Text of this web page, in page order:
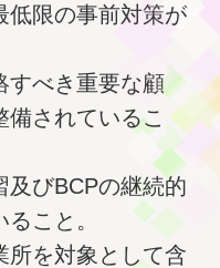
低限の事前対策が
べき重要な顧
されているこ
びBCPの継続的
こと。
を対象として含